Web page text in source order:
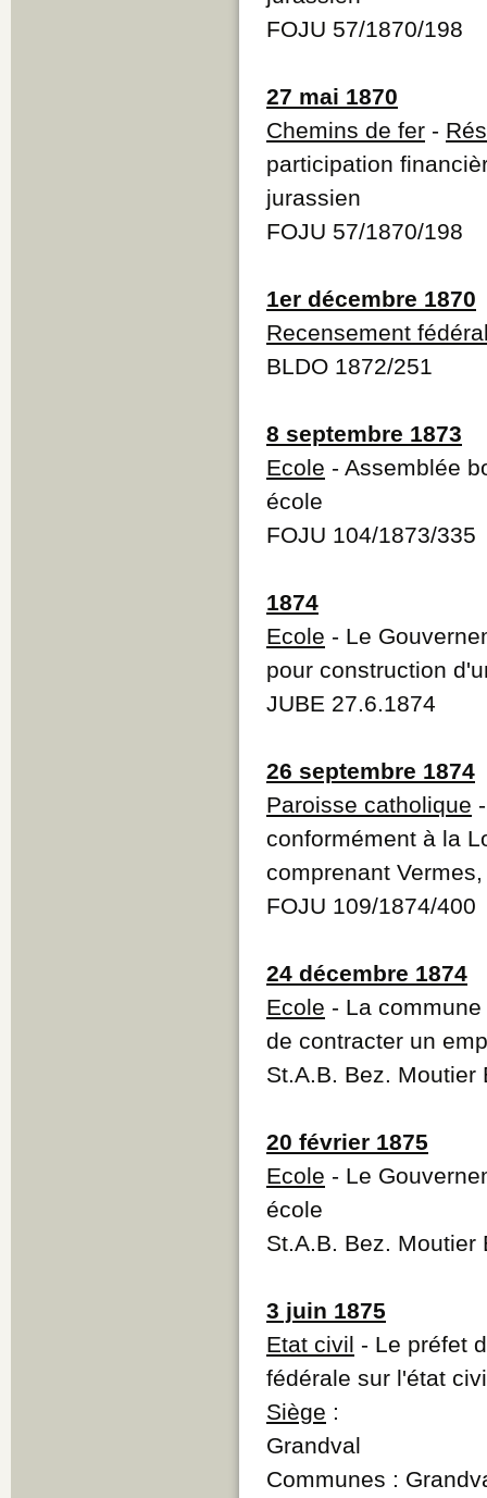
FOJU 57/1870/198
27 mai 1870
Chemins de fer -
participation
jurassien
FOJU 57/1870/198
1er décembre 1870
Recensement
BLDO 1872/251
8 septembre 1873
Ecole - Assemblée
école
FOJU 104/1873/335
1874
Ecole - Le
pour construction
JUBE 27.6.1874
26 septembre 1874
Paroisse catholique
conformément à la
comprenant
FOJU 109/1874/400
24 décembre 1874
Ecole - La
de contracter un
St.A.B. Bez. Moutier
20 février 1875
Ecole - Le
école
St.A.B. Bez. Moutier
3 juin 1875
Etat civil - Le préfet
fédérale sur l'état
Siège :
Grandval
Communes :